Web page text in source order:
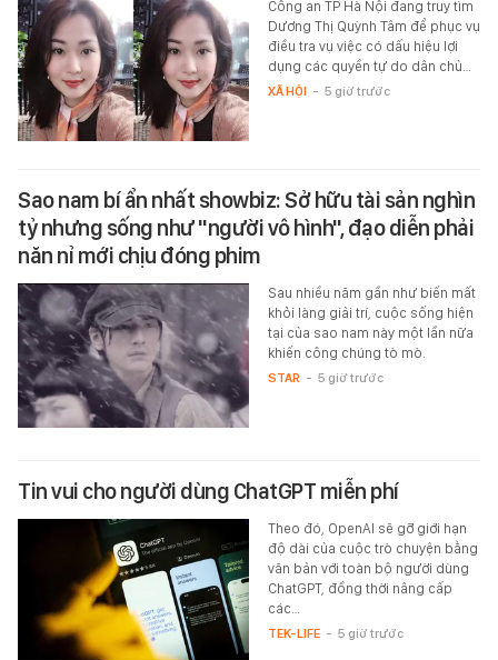
Công an TP Hà Nội đang truy tìm
Dương Thị Quỳnh Tâm để phục vụ
điều tra vụ việc có dấu hiệu lợi
dụng các quyền tự do dân chủ…
XÃ HỘI - 5 giờ trước
Sao nam bí ẩn nhất showbiz: Sở hữu tài sản nghìn
tỷ nhưng sống như "người vô hình", đạo diễn phải
năn nỉ mới chịu đóng phim
Sau nhiều năm gần như biến mất
khỏi làng giải trí, cuộc sống hiện
tại của sao nam này một lần nữa
khiến công chúng tò mò.
STAR - 5 giờ trước
Tin vui cho người dùng ChatGPT miễn phí
Theo đó, OpenAI sẽ gỡ giới hạn
độ dài của cuộc trò chuyện bằng
văn bản với toàn bộ người dùng
ChatGPT, đồng thời nâng cấp
các…
TEK-LIFE - 5 giờ trước